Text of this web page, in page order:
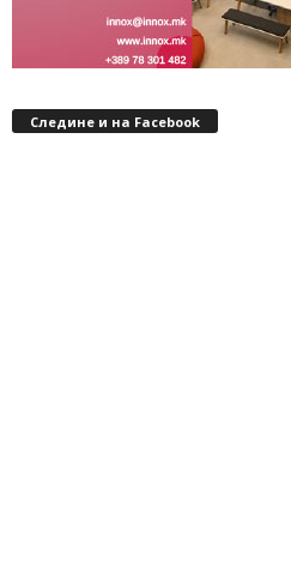
Следине и на Facebook